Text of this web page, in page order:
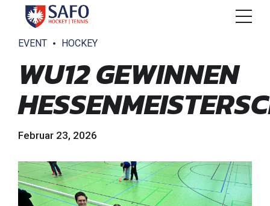
EVENT HOCKEY
WU12 GEWINNEN
Februar 23, 2026